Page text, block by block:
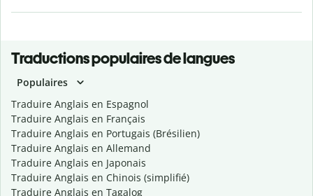
Traductions populaires de langues
Populaires
Traduire Anglais en Espagnol
Traduire Anglais en Français
Traduire Anglais en Portugais (Brésilien)
Traduire Anglais en Allemand
Traduire Anglais en Japonais
Traduire Anglais en Chinois (simplifié)
Traduire Anglais en Tagalog